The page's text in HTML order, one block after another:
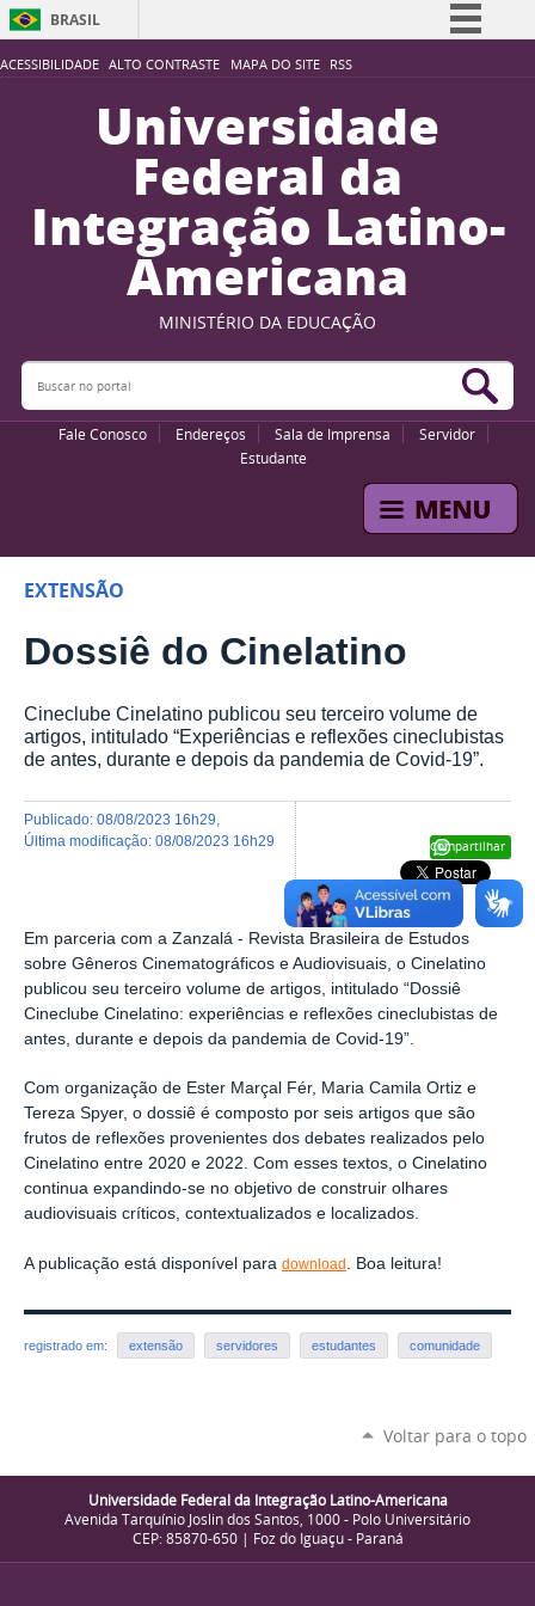
ACESSIBILIDADE ALTO CONTRASTE MAPA DO SITE RSS
BRASIL
Simplifique!
Participe
Acesso à informação
Legislação
Canais
Universidade
Federal da
Integração Latino-
Americana
MINISTÉRIO DA EDUCAÇÃO
Buscar no portal
Fale Conosco Endereços Sala de Imprensa
Servidor
Estudante
EXTENSÃO
Dossiê do Cinelatino
Cineclube Cinelatino publicou seu terceiro volume de
artigos, intitulado “Experiências e reflexões cineclubistas
de antes, durante e depois da pandemia de Covid-19”.
Compartilhar
publicado: 08/08/2023 16h29
última modificação: 08/08/2023 16h29
Em parceria com a Zanzalá - Revista Brasileira de Estudos
sobre Gêneros Cinematográficos e Audiovisuais, o Cinelatino
publicou seu terceiro volume de artigos, intitulado “Dossiê
Cineclube Cinelatino: experiências e reflexões cineclubistas de
antes, durante e depois da pandemia de Covid-19”.
Com organização de Ester Marçal Fér, Maria Camila Ortiz e
Tereza Spyer, o dossiê é composto por seis artigos que são
frutos de reflexões provenientes dos debates realizados pelo
Cinelatino entre 2020 e 2022. Com esses textos, o Cinelatino
continua expandindo-se no objetivo de construir olhares
audiovisuais críticos, contextualizados e localizados.
A publicação está disponível para download . Boa leitura!
registrado em: extensão servidores estudantes comunidade
Voltar para o topo
Universidade Federal da Integração Latino-Americana
Avenida Tarquínio Joslin dos Santos, 1000 - Polo Universitário
CEP: 85870-650 | Foz do Iguaçu - Paraná